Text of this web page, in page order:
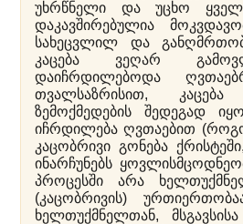
უხრწნელი და უცხო
დაკავშირებულია
სახეცვლილ და
კაცება ვეღარ
დაიჩრდილებოდა
თვალსაზრისით, კაცება
ზემოქმედების შედეგად
იჩრდილება ღვთაებით
კაცობრივი გონება
ინარჩუნებს
პროცესში არა
(კაცობრივის)
ხელთუქმნელთან,